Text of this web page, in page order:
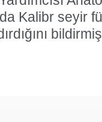
Kalibr seyir